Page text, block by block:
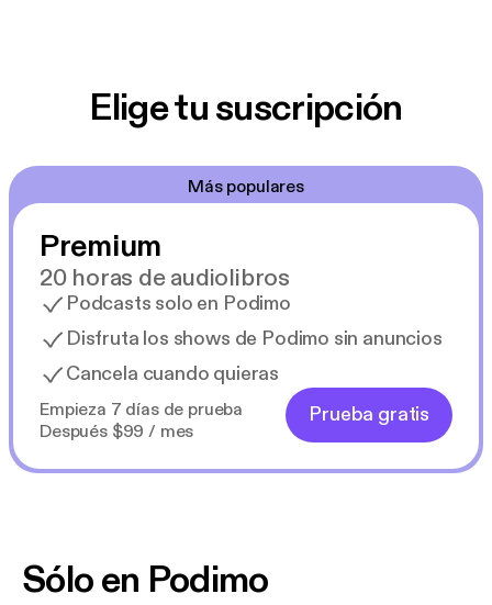
Elige tu suscripción
Más populares
Premium
20 horas de audiolibros
Podcasts solo en Podimo
Disfruta los shows de Podimo sin anuncios
Cancela cuando quieras
Empieza 7 días de prueba
Después $99 / mes
Prueba gratis
Sólo en Podimo